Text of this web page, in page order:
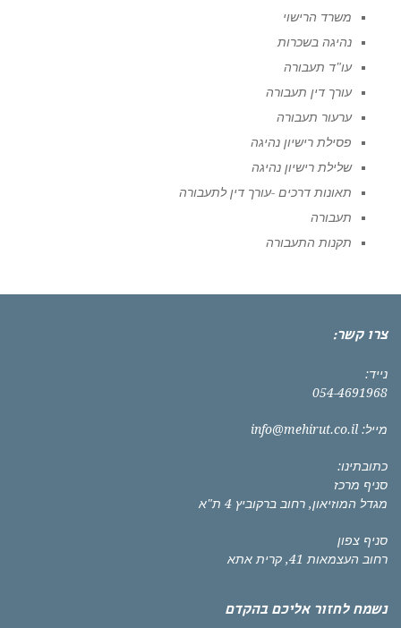
משרד הרישוי
נהיגה בשכרות
עו"ד תעבורה
עורך דין תעבורה
ערעור תעבורה
פסילת רישיון נהיגה
שלילת רישיון נהיגה
תאונות דרכים -עורך דין לתעבורה
תעבורה
תקנות התעבורה
צרו קשר:
נייד:
054-4691968
מייל: info@mehirut.co.il
כתובתינו:
סניף מרכז
מגדל המוזיאון, רחוב ברקוביץ 4 ת"א
סניף צפון
רחוב העצמאות 41, קרית אתא
נשמח לחזור אליכם בהקדם